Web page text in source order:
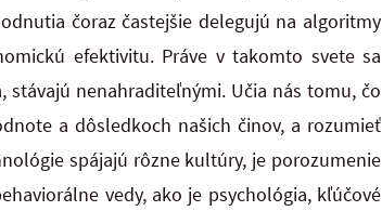
čoraz častejšie delegujú na algoritmy
efektivitu. Práve v takomto svete sa
nenahraditeľnými. Učia nás tomu, čo
a dôsledkoch našich činov, a rozumieť
spájajú rôzne kultúry, je porozumenie
vedy, ako je psychológia, kľúčové